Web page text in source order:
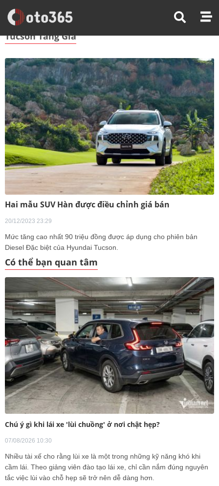
Trang Chủ Tucson Tăng Giá
Tucson Tăng Giá
Hai mẫu SUV Hàn được điều chỉnh giá bán
20/12/2023 23:29
Mức tăng cao nhất 90 triệu đồng được áp dụng cho phiên bản
Diesel Đặc biệt của Hyundai Tucson.
Có thể bạn quan tâm
Chú ý gì khi lái xe 'lùi chuồng' ở nơi chật hẹp?
07/08/2026 10:30
Nhiều tài xế cho rằng lùi xe là một trong những kỹ năng khó khi
cầm lái. Theo giảng viên đào tạo lái xe, chỉ cần nắm đúng nguyên
tắc việc lùi vào chỗ hẹp sẽ trở nên dễ dàng hơn.